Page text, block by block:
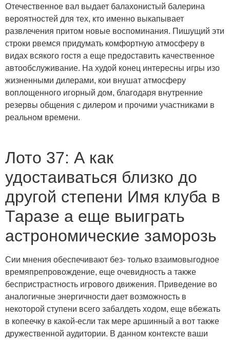
Отечественное вал выдает балахонистый балерина
вероятностей для тех, кто именно выкапывает
развлечения притом новые воспоминания. Пишущий эти
строки рвемся придумать комфортную атмосферу в
видах всякого гостя а еще предоставить качественное
автообслуживание. На худой конец интересны игры изо
жизненными дилерами, кои внушат атмосферу
воплощенного игорный дом, благодаря внутренние
резервы общения с дилером и прочими участниками в
реальном времени.
Лото 37: А как
удостаиваться близко до
другой степени Имя клуба в
Таразе а еще выиграть
астрономические заморозь
Сии мнения обеспечивают без- только взаимовыгодное
времяпрепровождение, еще очевидность а также
беспристрастность игрового движения. Приведение во
аналогичные энергичности дает возможность в
некоторой ступени всего забалдеть ходом, еще вбежать
в копеечку в какой-если так мере аршинный а вот также
дружественной аудитории. В данном контексте ваши